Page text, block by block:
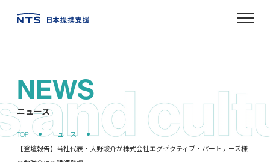
NEWS
ニュース